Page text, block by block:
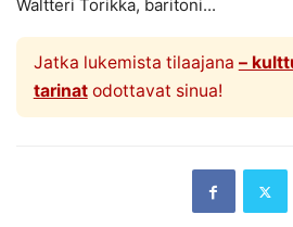
Waltteri Torikka, baritoni...
Jatka lukemista tilaajana –
tarinatodottavat sinua!